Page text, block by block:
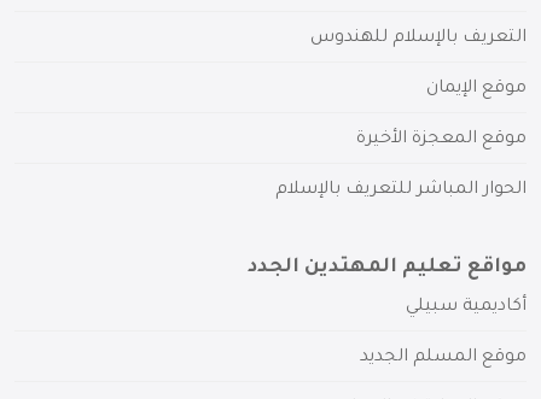
التعريف بالإسلام للهندوس
موقع الإيمان
موقع المعجزة الأخيرة
الحوار المباشر للتعريف بالإسلام
مواقع تعليم المهتدين الجدد
أكاديمية سبيلي
موقع المسلم الجديد